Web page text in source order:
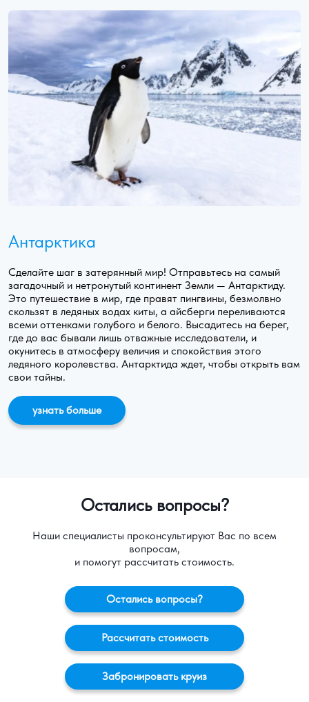
Антарктика
Сделайте шаг в затерянный мир! Отправьтесь на самый
загадочный и нетронутый континент Земли — Антарктиду.
Это путешествие в мир, где правят пингвины, безмолвно
скользят в ледяных водах киты, а айсберги переливаются
всеми оттенками голубого и белого. Высадитесь на берег,
где до вас бывали лишь отважные исследователи, и
окунитесь в атмосферу величия и спокойствия этого
ледяного королевства. Антарктида ждет, чтобы открыть вам
свои тайны.
узнать больше
Остались вопросы?
Наши специалисты проконсультируют Вас по всем
вопросам,
и помогут рассчитать стоимость.
Остались вопросы?
Рассчитать стоимость
Забронировать круиз